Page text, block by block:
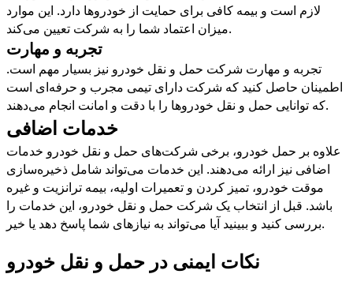
لازم است و بیمه کافی برای حمایت از خودروها دارد. این موارد
میزان اعتماد شما را به شرکت تعیین می‌کند.
تجربه و مهارت
تجربه و مهارت شرکت حمل و نقل خودرو نیز بسیار مهم است.
اطمینان حاصل کنید که شرکت دارای تیمی مجرب و حرفه‌ای است
که توانایی حمل و نقل خودروها را با دقت و امانت انجام می‌دهند.
خدمات اضافی
علاوه بر حمل خودرو، برخی شرکت‌های حمل و نقل خودرو خدمات
اضافی نیز ارائه می‌دهند. این خدمات می‌تواند شامل ذخیره‌سازی
موقت خودرو، تمیز کردن و تعمیرات اولیه، بیمه ترانزیت و غیره
باشد. قبل از انتخاب یک شرکت حمل و نقل خودرو، این خدمات را
بررسی کنید و ببینید آیا می‌تواند به نیازهای شما پاسخ دهد یا خیر.
نکات ایمنی در حمل و نقل خودرو